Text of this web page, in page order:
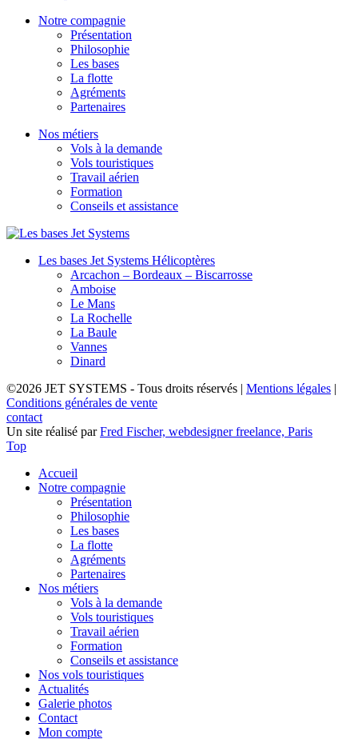
Notre compagnie
Présentation
Philosophie
Les bases
La flotte
Agréments
Partenaires
Nos métiers
Vols à la demande
Vols touristiques
Travail aérien
Formation
Conseils et assistance
Les bases Jet Systems Hélicoptères
Arcachon – Bordeaux – Biscarrosse
Amboise
Le Mans
La Rochelle
La Baule
Vannes
Dinard
©2026 JET SYSTEMS - Tous droits réservés | Mentions légales |
Conditions générales de vente
contact
Un site réalisé parFred Fischer, webdesigner freelance, Paris
Top
Accueil
Notre compagnie
Présentation
Philosophie
Les bases
La flotte
Agréments
Partenaires
Nos métiers
Vols à la demande
Vols touristiques
Travail aérien
Formation
Conseils et assistance
Nos vols touristiques
Actualités
Galerie photos
Contact
Mon compte